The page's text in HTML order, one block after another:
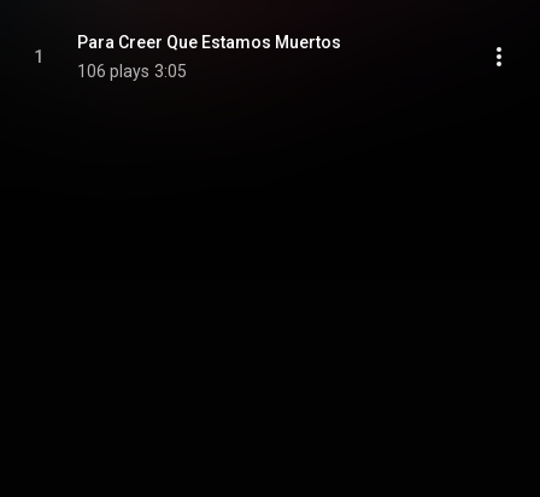
1
Para Creer Que Estamos Muertos
106 plays 3:05